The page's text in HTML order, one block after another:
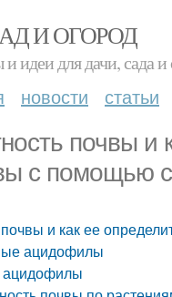
И ОГОРОД
идеи для дачи, сада и
новости статьи
почвы
с помощью
почвы и как ее
ацидофилы
ацидофилы